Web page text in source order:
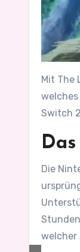
Mit The
Switch
Die
welcher